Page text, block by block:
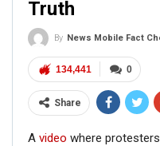
Truth
By News Mobile Fact Check
0
134,441
Share
A video where